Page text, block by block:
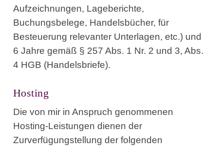
Aufzeichnungen, Lageberichte,
Buchungsbelege, Handelsbücher, für
Besteuerung relevanter Unterlagen, etc.) und
6 Jahre gemäß § 257 Abs. 1 Nr. 2 und 3, Abs.
4 HGB (Handelsbriefe).
Hosting
Die von mir in Anspruch genommenen
Hosting-Leistungen dienen der
Zurverfügungstellung der folgenden